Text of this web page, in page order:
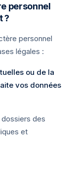
personnel
?
personnel
légales :
ou de la
vos données
des
et